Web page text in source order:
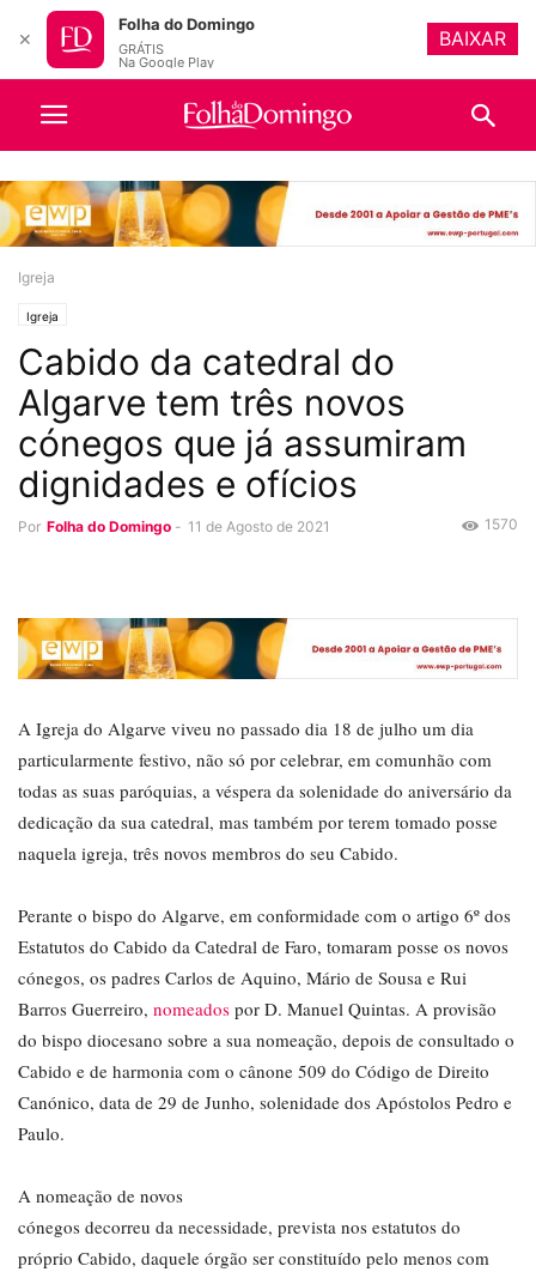
Igreja
Igreja
Cabido da catedral do
Algarve tem três novos
cónegos que já assumiram
dignidades e ofícios
Por Folha do Domingo - 11 de Agosto de 2021 1570
A Igreja do Algarve viveu no passado dia 18 de julho um dia
particularmente festivo, não só por celebrar, em comunhão com
todas as suas paróquias, a véspera da solenidade do aniversário da
dedicação da sua catedral, mas também por terem tomado posse
naquela igreja, três novos membros do seu Cabido.
Perante o bispo do Algarve, em conformidade com o artigo 6º dos
Estatutos do Cabido da Catedral de Faro, tomaram posse os novos
cónegos, os padres Carlos de Aquino, Mário de Sousa e Rui
Barros Guerreiro, nomeados por D. Manuel Quintas. A provisão
do bispo diocesano sobre a sua nomeação, depois de consultado o
Cabido e de harmonia com o cânone 509 do Código de Direito
Canónico, data de 29 de Junho, solenidade dos Apóstolos Pedro e
Paulo.
A nomeação de novos
cónegos decorreu da necessidade, prevista nos estatutos do
próprio Cabido, daquele órgão ser constituído pelo menos com
✕
Folha do Domingo
GRÁTIS
Na Google Play
BAIXAR